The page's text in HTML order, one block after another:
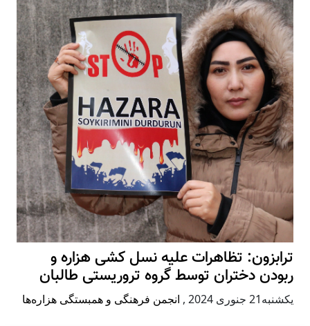
ترابزون: تظاهرات علیه نسل کشی هزاره و
ربودن دختران توسط گروه تروریستی طالبان
يكشنبه21 جنوری 2024 , انجمن فرهنگی و همبستگی هزاره‌ها